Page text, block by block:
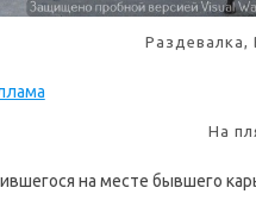
Раздевалка,
На
на месте бывшего